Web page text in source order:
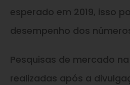
esperado em 2019, isso
desempenho dos
Pesquisas de mercado
realizadas após a